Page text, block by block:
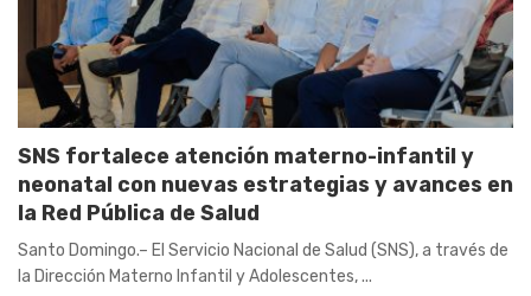
SNS fortalece atención materno-infantil y
neonatal con nuevas estrategias y avances en
la Red Pública de Salud
Santo Domingo.– El Servicio Nacional de Salud (SNS), a través de
la Dirección Materno Infantil y Adolescentes, ...